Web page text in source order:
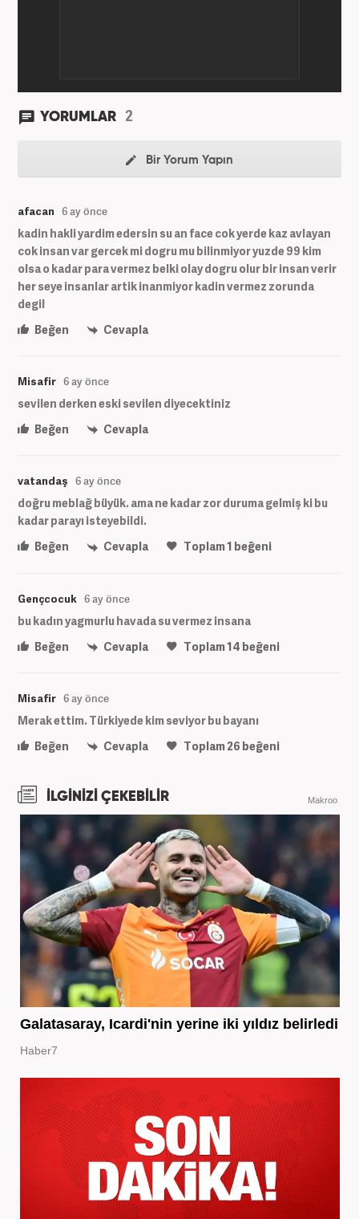
YORUMLAR 2
Bir Yorum Yapın
afacan 6 ay önce
kadin hakli yardim edersin su an face cok yerde kaz avlayan
cok insan var gercek mi dogru mu bilinmiyor yuzde 99 kim
olsa o kadar para vermez belki olay dogru olur bir insan verir
her seye insanlar artik inanmiyor kadin vermez zorunda
degil
Beğen
Cevapla
Misafir 6 ay önce
sevilen derken eski sevilen diyecektiniz
Beğen
Cevapla
vatandaş 6 ay önce
doğru meblağ büyük. ama ne kadar zor duruma gelmiş ki bu
kadar parayı isteyebildi.
Beğen
Cevapla Toplam1 beğeni
Gençcocuk 6 ay önce
bu kadın yagmurlu havada su vermez insana
Beğen
Cevapla Toplam14 beğeni
Misafir 6 ay önce
Merak ettim. Türkiyede kim seviyor bu bayanı
Beğen
Cevapla Toplam26 beğeni
İLGİNİZİ ÇEKEBİLİR Makroo
Galatasaray, Icardi'nin yerine iki yıldız belirledi
Haber7